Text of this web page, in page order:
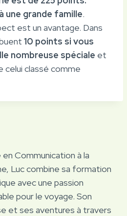
une grande famille.
est un avantage. Dans
10 points si vous
nombreuse spéciale et
celui classé comme
Communication à la
Luc combine sa formation
avec une passion
pour le voyage. Son
et ses aventures à travers